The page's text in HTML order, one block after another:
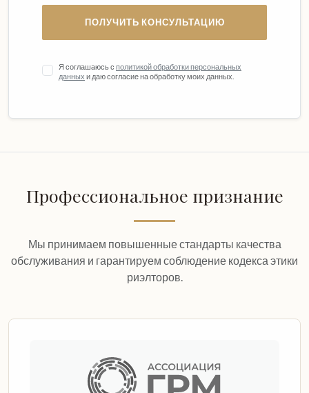
ПОЛУЧИТЬ КОНСУЛЬТАЦИЮ
Я соглашаюсь с политикой обработки персональных
данных и даю согласие на обработку моих данных.
Профессиональное признание
Мы принимаем повышенные стандарты качества
обслуживания и гарантируем соблюдение кодекса этики
риэлторов.